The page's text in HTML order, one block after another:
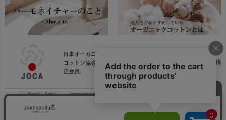
お問い合わせchevron_right